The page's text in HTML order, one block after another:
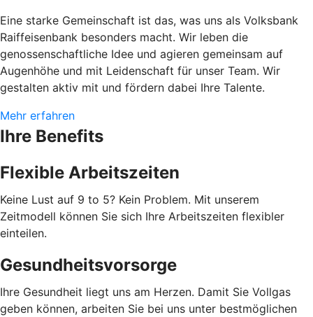
Eine starke Gemeinschaft ist das, was uns als Volksbank
Raiffeisenbank besonders macht. Wir leben die
genossenschaftliche Idee und agieren gemeinsam auf
Augenhöhe und mit Leidenschaft für unser Team. Wir
gestalten aktiv mit und fördern dabei Ihre Talente.
Mehr erfahren
Ihre Benefits
Flexible Arbeitszeiten
Keine Lust auf 9 to 5? Kein Problem. Mit unserem
Zeitmodell können Sie sich Ihre Arbeitszeiten flexibler
einteilen.
Gesundheitsvorsorge
Ihre Gesundheit liegt uns am Herzen. Damit Sie Vollgas
geben können, arbeiten Sie bei uns unter bestmöglichen